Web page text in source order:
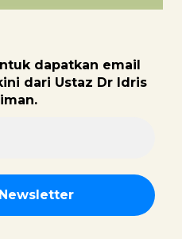
dapatkan email
dari Ustaz Dr Idris